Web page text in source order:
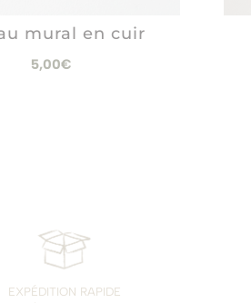
mural en cuir
5,00€
EXPÉDITION RAPIDE